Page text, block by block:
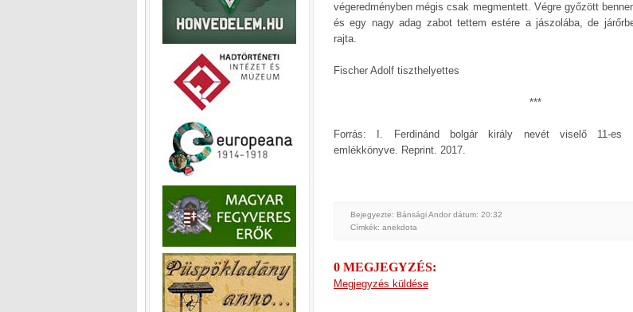
végeredményben mégis csak megmentett. Végre győzött
és egy nagy adag zabot tettem estére a jászolába, de
rajta.
Fischer Adolf tiszthelyettes
***
Forrás: I. Ferdinánd bolgár király nevét viselő 11-es
emlékkönyve. Reprint. 2017.
Bejegyezte: Bánsági Andor dátum: 20:32
Címkék: anekdota
0 MEGJEGYZÉS:
Megjegyzés küldése